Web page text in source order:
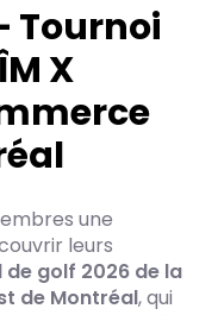
Tournoi
X
une
leurs
de golf 2026 de la
de Montréal, qui